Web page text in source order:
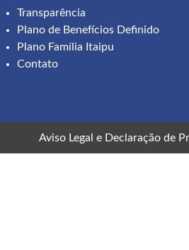
menu
Transparência
Plano de Benefícios Definido
Plano Família Itaipu
Contato
Aviso Legal e Declaração de